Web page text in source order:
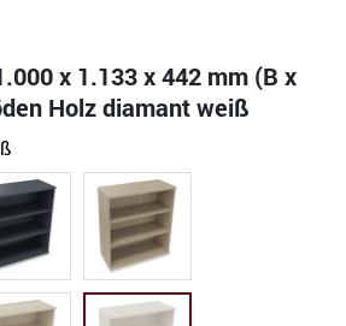
x 1.133 x 442 mm (B x
Holz diamant weiß